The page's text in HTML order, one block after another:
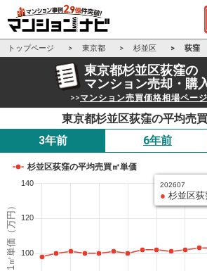
トップページ 東京都 杉並区 荻窪
東京都杉並区荻窪の
マンション売却・購
>>マンション売買価格相場ペー
東京都杉並区荻窪の平均売
3年前
6年前
1㎡単価（万円）
杉並区荻窪の平均売買㎡単価
100
120
140 202607
● 杉並区